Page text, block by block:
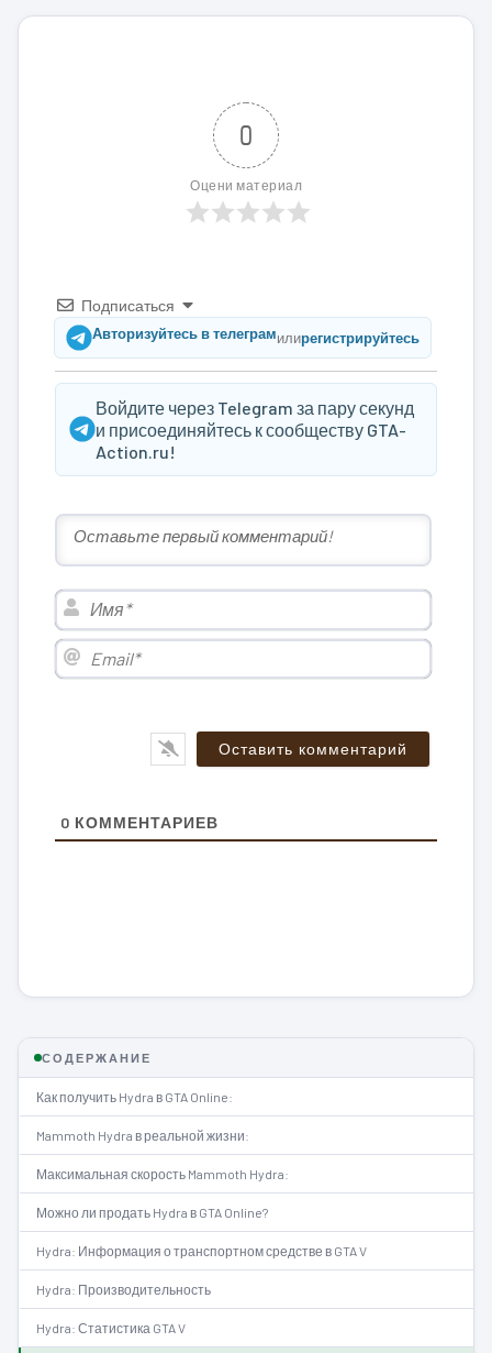
0
Оцени материал
Подписаться
Авторизуйтесь в телеграмилирегистрируйтесь
Войдите через Telegram за пару секунд
и присоединяйтесь к сообществу GTA-
Action.ru!
Имя*
Email*
0 КОММЕНТАРИЕВ
СОДЕРЖАНИЕ
Как получить Hydra в GTA Online:
Mammoth Hydra в реальной жизни:
Максимальная скорость Mammoth Hydra:
Можно ли продать Hydra в GTA Online?
Hydra: Информация о транспортном средстве в GTA V
Hydra: Производительность
Hydra: Статистика GTA V